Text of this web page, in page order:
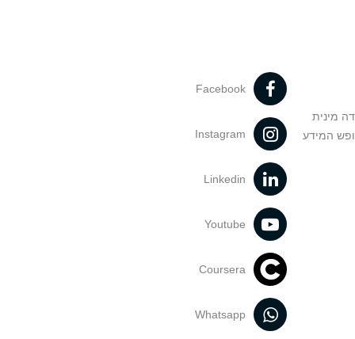
מינית
המידע
Facebook
Instagram
Linkedin
Youtube
Coursera
Whatsapp